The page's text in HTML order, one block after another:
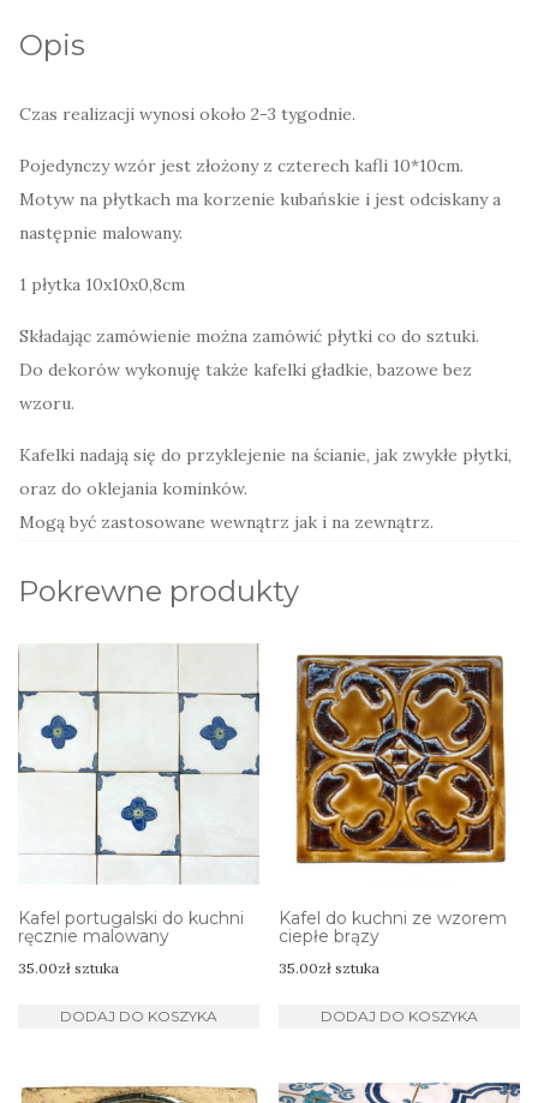
wzorem
Opis
Czas realizacji wynosi około 2-3 tygodnie.
Pojedynczy wzór jest złożony z czterech kafli 10*10cm.
Motyw na płytkach ma korzenie kubańskie i jest odciskany a
następnie malowany.
1 płytka 10x10x0,8cm
Składając zamówienie można zamówić płytki co do sztuki.
Do dekorów wykonuję także kafelki gładkie, bazowe bez
wzoru.
Kafelki nadają się do przyklejenie na ścianie, jak zwykłe płytki,
oraz do oklejania kominków.
Mogą być zastosowane wewnątrz jak i na zewnątrz.
Pokrewne produkty
Kafel portugalski do kuchni
ręcznie malowany
35.00zł sztuka
DODAJ DO KOSZYKA
Kafel do kuchni ze wzorem
ciepłe brązy
35.00zł sztuka
DODAJ DO KOSZYKA